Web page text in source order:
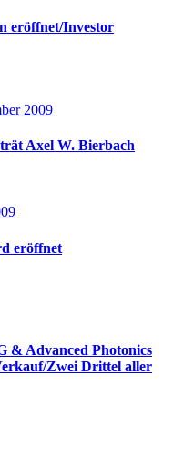
eröffnet/Investor
2009
Axel W. Bierbach
eröffnet
& Advanced Photonics
Zwei Drittel aller